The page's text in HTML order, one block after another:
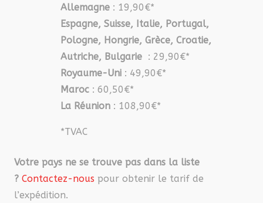
Allemagne : 19,90€*
Espagne, Suisse, Italie, Portugal,
Pologne, Hongrie, Grèce, Croatie,
Autriche, Bulgarie : 29,90€*
Royaume-Uni : 49,90€*
Maroc : 60,50€*
La Réunion : 108,90€*
*TVAC
Votre pays ne se trouve pas dans la liste
? Contactez-nous pour obtenir le tarif de
l’expédition.